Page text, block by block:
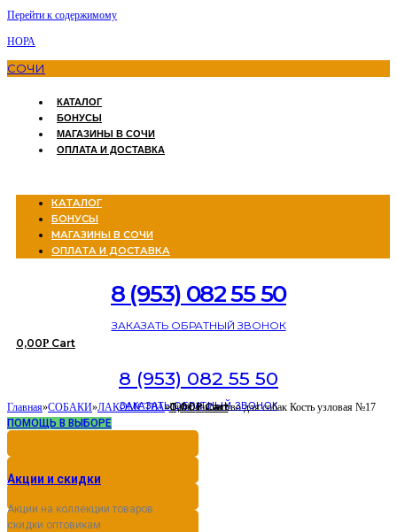
Перейти к содержимому
НОРА
СОЧИ
КАТАЛОГ
БОНУСЫ
МАГАЗИНЫ В СОЧИ
ОПЛАТА И ДОСТАВКА
КАТАЛОГ
БОНУСЫ
МАГАЗИНЫ В СОЧИ
ОПЛАТА И ДОСТАВКА
8 (953) 082 55 50
ЗАКАЗАТЬ ОБРАТНЫЙ ЗВОНОК
0,00Р Cart
8 (953) 082 55 50
ЗАКАЗАТЬ ОБРАТНЫЙ ЗВОНОК
0,00Р Cart
Главная»СОБАКИ»ЛАКОМСТВА»Titbit лакомство для собак Кость узловая №17
ПОМОЩЬ В ВЫБОРЕ
Акции и скидки
Акции на коллекции товаров
скидки оптовикам